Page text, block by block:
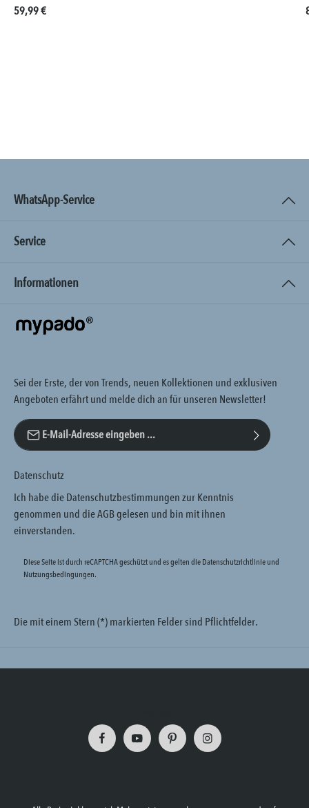
Regulärer Preis:
59,99 €
WhatsApp-Service
Service
Informationen
Sei der Erste, der von Trends, neuen Kollektionen und exklusiven
Angeboten erfährt und melde dich an für unseren Newsletter!
E-Mail-Adresse*
Datenschutz
Ich habe dieDatenschutzbestimmungenzur Kenntnis
genommen und dieAGBgelesen und bin mit ihnen
einverstanden.
Diese Seite ist durch reCAPTCHA geschützt und es gelten dieDatenschutzrichtlinieund
Nutzungsbedingungen.
Die mit einem Stern (*) markierten Felder sind Pflichtfelder.